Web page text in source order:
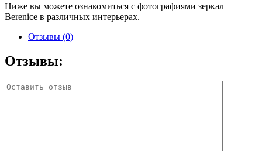
Ниже вы можете ознакомиться с фотографиями зеркал
Berenice в различных интерьерах.
Отзывы (0)
Отзывы: